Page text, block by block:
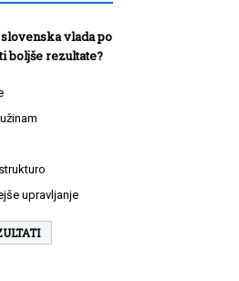
vlada po
boljše rezultate?
upravljanje